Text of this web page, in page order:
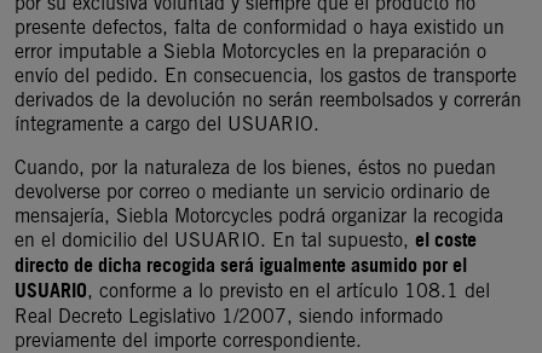
presente defectos, falta de conformidad o haya existido un
error imputable a Siebla Motorcycles en la preparación o
envío del pedido. En consecuencia, los gastos de transporte
derivados de la devolución no serán reembolsados y correrán
íntegramente a cargo del USUARIO.
Cuando, por la naturaleza de los bienes, éstos no puedan
devolverse por correo o mediante un servicio ordinario de
mensajería, Siebla Motorcycles podrá organizar la recogida
en el domicilio del USUARIO. En tal supuesto, el coste
directo de dicha recogida será igualmente asumido por el
USUARIO, conforme a lo previsto en el artículo 108.1 del
Real Decreto Legislativo 1/2007, siendo informado
previamente del importe correspondiente.